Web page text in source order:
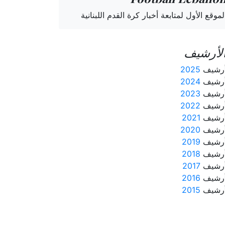
الأول لمتابعة أخبار كرة القدم اللبنانية
2025
2024
2023
2022
2021
2020
2019
2018
2017
2016
2015